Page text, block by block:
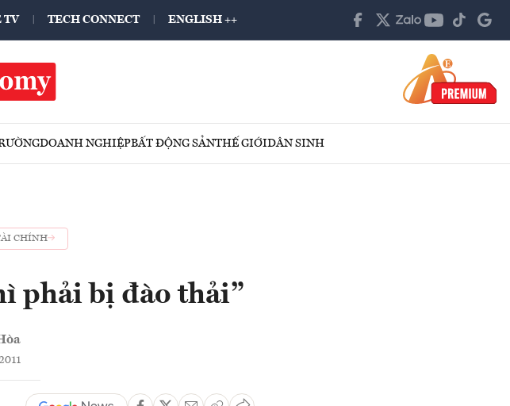
TV TECH CONNECT ENGLISH ++
DOANH NGHIỆPBẤT ĐỘNG SẢNTHẾ GIỚIDÂN SINH
CHÍNH
phải bị đào thải”